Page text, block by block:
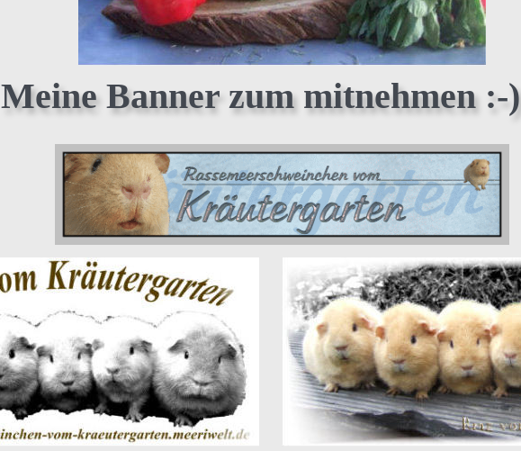
Meine Banner zum mitnehmen :-)